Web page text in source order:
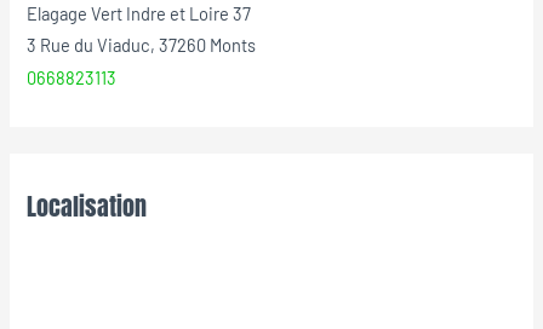
Elagage Vert Indre et Loire 37
3 Rue du Viaduc, 37260 Monts
0668823113
Localisation